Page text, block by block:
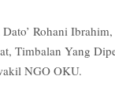
Rohani
Timbalan Yang
NGO OKU.